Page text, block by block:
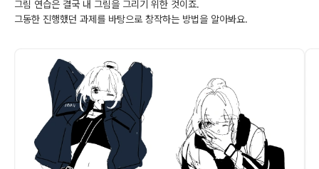
그림 연습은 결국 내 그림을 그리기 위한 것이죠.
그동한 진행했던 과제를 바탕으로 창작하는 방법을 알아봐요.